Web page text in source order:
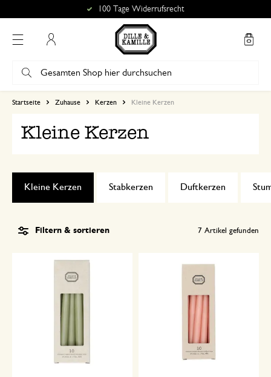
100 Tage Widerrufsrecht
Startseite Zuhause Kerzen Kleine Kerzen
Kleine Kerzen
Stabkerzen Duftkerzen
Kleine Kerzen
Filtern & sortieren 7 Artikel gefunden